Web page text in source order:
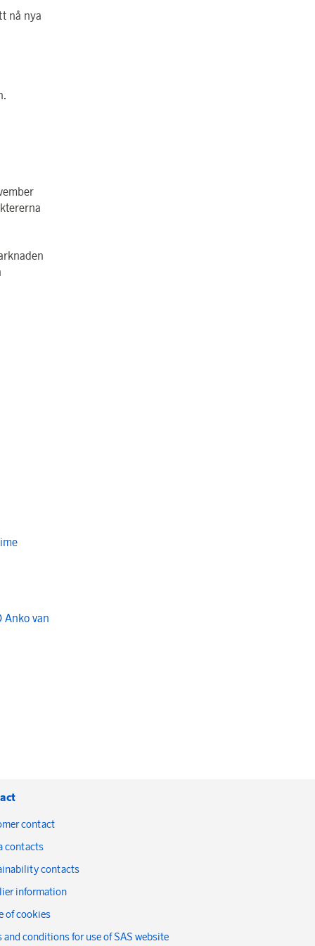
nå nya
Anko van
contact
contacts
contacts
information
of cookies
and conditions for use of SAS website